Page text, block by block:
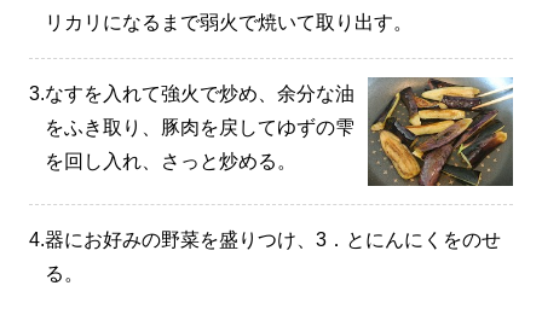
リカリになるまで弱火で焼いて取り出す。
3.なすを入れて強火で炒め、余分な油
をふき取り、豚肉を戻してゆずの雫
を回し入れ、さっと炒める。
4.器にお好みの野菜を盛りつけ、3．とにんにくをのせ
る。